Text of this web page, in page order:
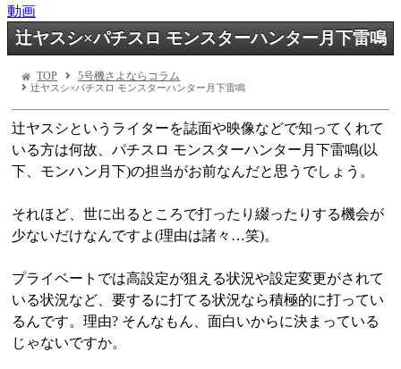
動画
辻ヤスシ×パチスロ モンスターハンター月下雷鳴
TOP 5号機さよならコラム
辻ヤスシ×パチスロ モンスターハンター月下雷鳴
辻ヤスシというライターを誌面や映像などで知ってくれて
いる方は何故、パチスロ モンスターハンター月下雷鳴(以
下、モンハン月下)の担当がお前なんだと思うでしょう。
それほど、世に出るところで打ったり綴ったりする機会が
少ないだけなんですよ(理由は諸々…笑)。
プライベートでは高設定が狙える状況や設定変更がされて
いる状況など、要するに打てる状況なら積極的に打ってい
るんです。理由? そんなもん、面白いからに決まっている
じゃないですか。